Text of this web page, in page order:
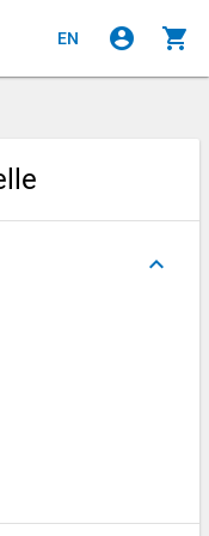
EN account_circle shopping_cart
keyboard_arrow_up